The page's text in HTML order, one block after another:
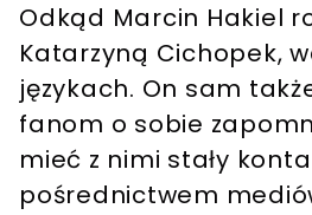
Odkąd Marcin Hakiel
Katarzyną Cichopek,
językach. On sam
fanom o sobie
mieć z nimi stały
pośrednictwem